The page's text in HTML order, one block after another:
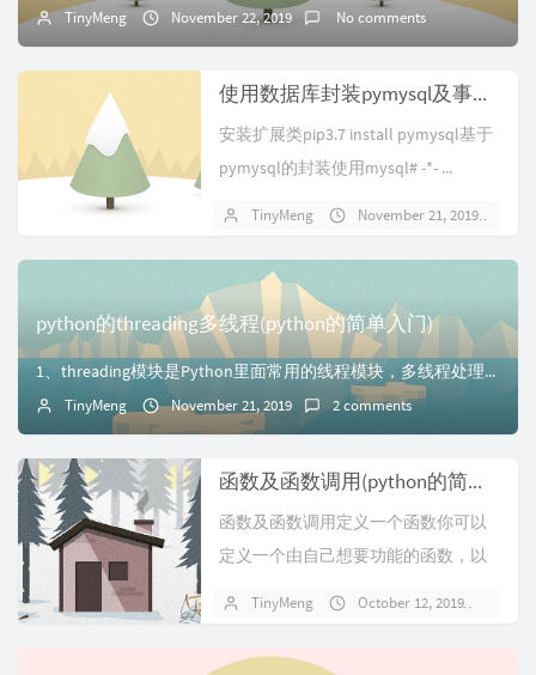
TinyMeng November 22, 2019 No comments
使用数据库封装pymysql及事例 (python的简单入门)
安装扩展类pip3.7 install pymysql基于
pymysql的封装使用mysql# -*- ...
TinyMeng November 21, 2019
python的threading多线程(python的简单入门)
1、threading模块是Python里面常用的线程模块，多线程处理任务对于提升效率非常重要例如没有使用多线程的程序执行#!/usr/bin/env i...
TinyMeng November 21, 2019 2 comments
函数及函数调用(python的简单入门)
函数及函数调用定义一个函数你可以
定义一个由自己想要功能的函数，以
TinyMeng October 12, 2019